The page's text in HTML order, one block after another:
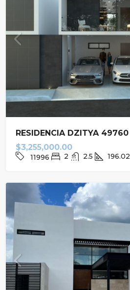
RESIDENCIA DZITYA 49760
$3,255,000.00
11996 2 2.5 196.02